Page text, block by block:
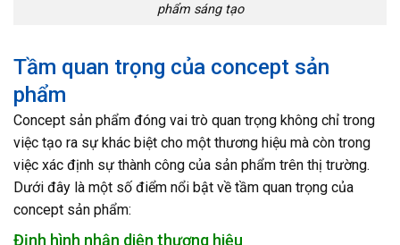
phẩm sáng tạo
Tầm quan trọng của concept sản
phẩm
Concept sản phẩm đóng vai trò quan trọng không chỉ trong
việc tạo ra sự khác biệt cho một thương hiệu mà còn trong
việc xác định sự thành công của sản phẩm trên thị trường.
Dưới đây là một số điểm nổi bật về tầm quan trọng của
concept sản phẩm:
Định hình nhận diện thương hiệu